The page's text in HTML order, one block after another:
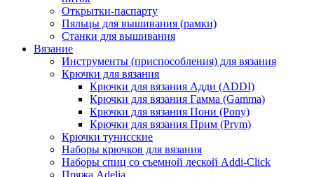
Открытки-паспарту
Пяльцы для вышивания (рамки)
Станки для вышивания
Вязание
Инструменты (приспособления) для вязания
Крючки для вязания
Крючки для вязания Адди (ADDI)
Крючки для вязания Гамма (Gamma)
Крючки для вязания Пони (Pony)
Крючки для вязания Прим (Prym)
Крючки тунисские
Наборы крючков для вязания
Наборы спиц со съемной леской Addi-Click
Пряжа Adelia